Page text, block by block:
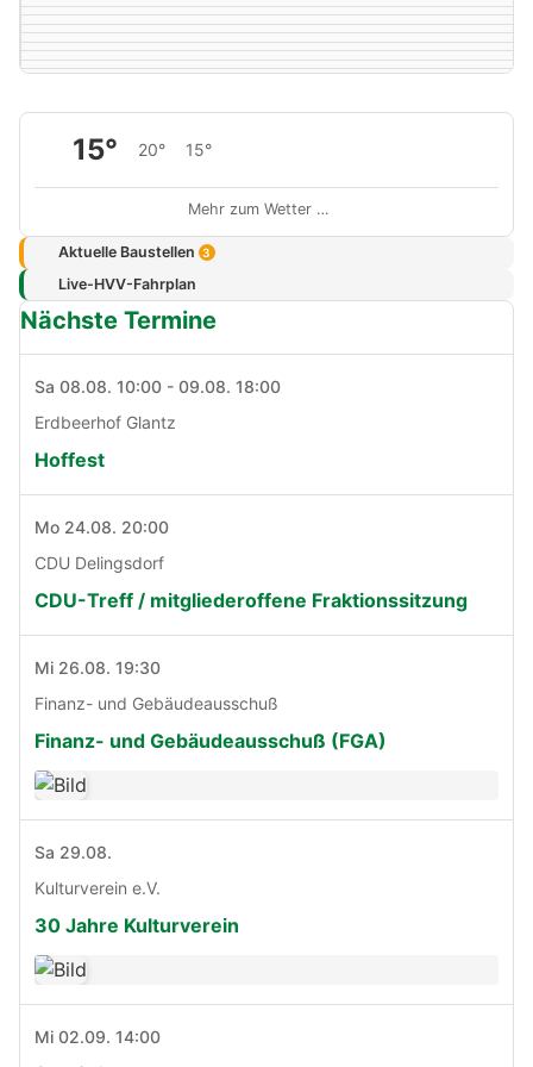
15° 20° 15°
Mehr zum Wetter …
Aktuelle Baustellen 3
Live-HVV-Fahrplan
Nächste Termine
Sa 08.08. 10:00 - 09.08. 18:00
Erdbeerhof Glantz
Hoffest
Mo 24.08. 20:00
CDU Delingsdorf
CDU-Treff / mitgliederoffene Fraktionssitzung
Mi 26.08. 19:30
Finanz- und Gebäudeausschuß
Finanz- und Gebäudeausschuß (FGA)
Sa 29.08.
Kulturverein e.V.
30 Jahre Kulturverein
Mi 02.09. 14:00